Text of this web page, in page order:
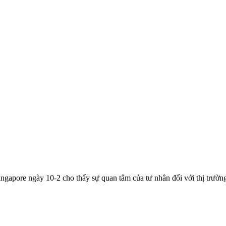
ngày 10-2 cho thấy sự quan tâm của tư nhân đối với thị